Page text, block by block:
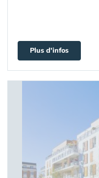
Plus d'infos